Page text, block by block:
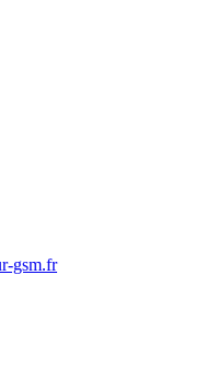
gsm.fr